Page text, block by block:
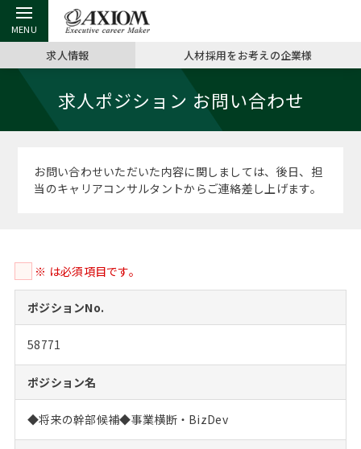
戻る
アクシアムの特長 ミッシ
コンサ
サービス案内
お申し
キャリ
戻る
キャリア支援 TOP
キャリアデザイン講座
（最新求人市場動向）
キャリ
MBAの
おわり
MBAの転職事例
MBAからのFAQ
MBA留学生数の推移
MBA留
日本か
インターン受入企業一覧
MBAを生かす求人特集
戻る
転職ツール TOP
英文レジュメの書き方
英文レ
パワー
よくある面接Q&A集
外資系／面接攻略のコツ
戻る
転職コラム TOP
“展”職相談室
転職成功への4つの鍵
キャリアに効く一冊
注目企業インタビュー
戻る
イベント・セミナー TOP
ジョブフェア
キャリアフォーラム
プロ経営者の特別セミナー
Career Talk Live
戻る
会社概要 TOP
沿革
採用情報
パブリシティ
ニュースリリース
求人情報 人材採用をお考えの企業様
求人ポジション お問い合わせ
お問い合わせいただいた内容に関しましては、後日、担
当のキャリアコンサルタントからご連絡差し上げます。
※ は必須項目です。
ポジションNo.
58771
ポジション名
◆将来の幹部候補◆事業横断・BizDev